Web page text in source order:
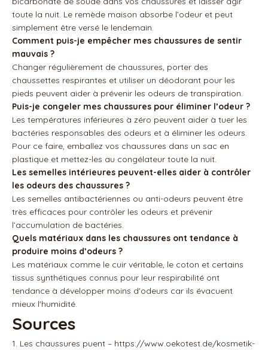
toute la nuit. Le remède maison absorbe l’odeur et peut
simplement être versé le lendemain.
Comment puis-je empêcher mes chaussures de sentir
mauvais ?
Changer régulièrement de chaussures, porter des
chaussettes respirantes et utiliser un déodorant pour les
pieds peuvent aider à prévenir les odeurs de transpiration.
Puis-je congeler mes chaussures pour éliminer l’odeur ?
Les températures inférieures à zéro peuvent aider à tuer les
bactéries responsables des odeurs et à éliminer les odeurs.
Pour ce faire, emballez vos chaussures dans un sac en
plastique et mettez-les au congélateur toute la nuit.
Les semelles intérieures peuvent-elles aider à contrôler
les odeurs des chaussures ?
Les semelles antibactériennes ou anti-odeurs peuvent être
très efficaces pour contrôler les odeurs et prévenir
l’accumulation de bactéries.
Quels matériaux dans les chaussures ont tendance à
produire moins d’odeurs ?
Les matériaux comme le cuir véritable, le coton et certains
tissus synthétiques connus pour leur respirabilité ont
tendance à développer moins d'odeurs car ils évacuent
mieux l'humidité.
Sources
1. Les chaussures puent – ​​https://www.oekotest.de/kosmetik-